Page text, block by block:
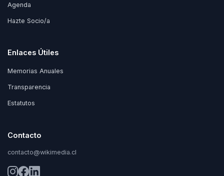
Agenda
Hazte Socio/a
Enlaces Útiles
Memorias Anuales
Transparencia
Estatutos
Contacto
contacto@wikimedia.cl